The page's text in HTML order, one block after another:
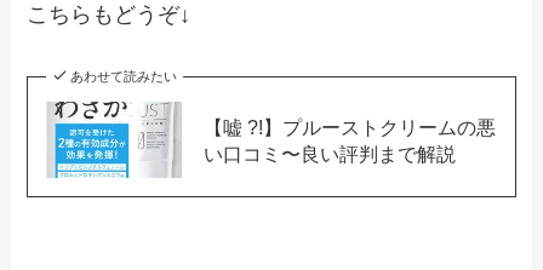
こちらもどうぞ↓
あわせて読みたい
【嘘 ?!】プルーストクリームの悪
い口コミ〜良い評判まで解説